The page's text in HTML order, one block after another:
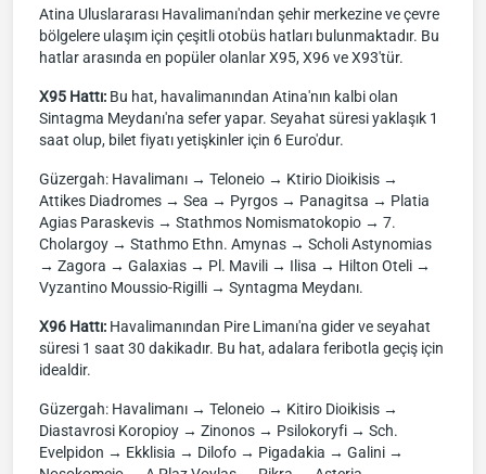
Atina Uluslararası Havalimanı'ndan şehir merkezine ve çevre
bölgelere ulaşım için çeşitli otobüs hatları bulunmaktadır. Bu
hatlar arasında en popüler olanlar X95, X96 ve X93'tür.
X95 Hattı: Bu hat, havalimanından Atina'nın kalbi olan
Sintagma Meydanı'na sefer yapar. Seyahat süresi yaklaşık 1
saat olup, bilet fiyatı yetişkinler için 6 Euro'dur.
Güzergah: Havalimanı → Teloneio → Ktirio Dioikisis →
Attikes Diadromes → Sea → Pyrgos → Panagitsa → Platia
Agias Paraskevis → Stathmos Nomismatokopio → 7.
Cholargoy → Stathmo Ethn. Amynas → Scholi Astynomias
→ Zagora → Galaxias → Pl. Mavili → Ilisa → Hilton Oteli →
Vyzantino Moussio-Rigilli → Syntagma Meydanı.
X96 Hattı: Havalimanından Pire Limanı'na gider ve seyahat
süresi 1 saat 30 dakikadır. Bu hat, adalara feribotla geçiş için
idealdir.
Güzergah: Havalimanı → Teloneio → Kitiro Dioikisis →
Diastavrosi Koropioy → Zinonos → Psilokoryfi → Sch.
Evelpidon → Ekklisia → Dilofo → Pigadakia → Galini →